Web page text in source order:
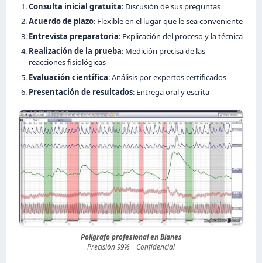
Consulta inicial gratuita: Discusión de sus preguntas
Acuerdo de plazo: Flexible en el lugar que le sea conveniente
Entrevista preparatoria: Explicación del proceso y la técnica
Realización de la prueba: Medición precisa de las
reacciones fisiológicas
Evaluación científica: Análisis por expertos certificados
Presentación de resultados: Entrega oral y escrita
Polígrafo profesional en Blanes
Precisión 99% | Confidencial